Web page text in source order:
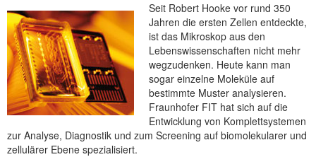
Gesundheit
Jobs & Karriere
Mitglieder-Beiträge
NEUER BEITRAG
Seit Robert Hooke vor rund 350
Jahren die ersten Zellen entdeckte,
ist das Mikroskop aus den
Lebenswissenschaften nicht mehr
wegzudenken. Heute kann man
sogar einzelne Moleküle auf
bestimmte Muster analysieren.
Fraunhofer FIT hat sich auf die
Entwicklung von Komplettsystemen
zur Analyse, Diagnostik und zum Screening auf biomolekularer und
zellulärer Ebene spezialisiert.